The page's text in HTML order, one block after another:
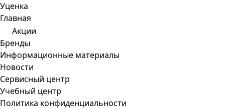
Уценка
Главная
Акции
Бренды
Информационные материалы
Новости
Сервисный центр
Учебный центр
Политика конфиденциальности